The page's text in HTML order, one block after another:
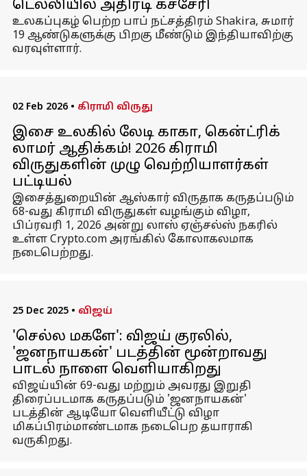
டெல்லியில் அதிரடி கச்சேரி
உலகப்புகழ் பெற்ற பாப் நட்சத்திரம் Shakira, சுமார்
19 ஆண்டுகளுக்கு பிறகு மீண்டும் இந்தியாவிற்கு
வரவுள்ளார்.
02 Feb 2026 • கிராமி விருது
இசை உலகில் லேடி காகா, கென்ட்ரிக்
லாமர் ஆதிக்கம்! 2026 கிராமி
விருதுகளின் முழு வெற்றியாளர்கள்
பட்டியல்
இசைத்துறையின் ஆஸ்கார் விருதாக கருதப்படும்
68-வது கிராமி விருதுகள் வழங்கும் விழா,
பிப்ரவரி 1, 2026 அன்று லாஸ் ஏஞ்சல்ஸ் நகரில்
உள்ள Crypto.com அரங்கில் கோலாகலமாக
நடைபெற்றது.
25 Dec 2025 • விஜய்
'செல்ல மகளே': விஜய் குரலில்,
'ஜனநாயகன்' படத்தின் மூன்றாவது
பாடல் நாளை வெளியாகிறது
விஜய்யின் 69-வது மற்றும் அவரது இறுதி
திரைப்படமாக கருதப்படும் 'ஜனநாயகன்'
படத்தின் ஆடியோ வெளியீட்டு விழா
மிகப்பிரம்மாண்டமாக நடைபெற தயாராகி
வருகிறது.